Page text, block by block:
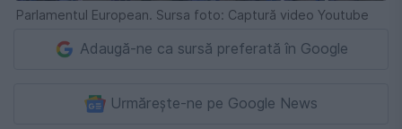
Parlamentul European. Sursa foto: Captură video Youtube
Adaugă-ne ca sursă preferată în Google
Urmărește-ne pe Google News